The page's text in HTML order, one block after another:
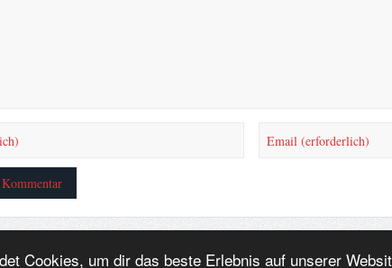
Cookies, um dir das beste Erlebnis auf unserer
- All rights reserved.